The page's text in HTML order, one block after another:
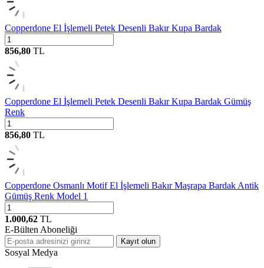
Copperdone El İşlemeli Petek Desenli Bakır Kupa Bardak
856,80 TL
Copperdone El İşlemeli Petek Desenli Bakır Kupa Bardak Gümüş
Renk
856,80 TL
Copperdone Osmanlı Motif El İşlemeli Bakır Maşrapa Bardak Antik
Gümüş Renk Model 1
1.000,62 TL
E-Bülten Aboneliği
Kayıt olun
Sosyal Medya